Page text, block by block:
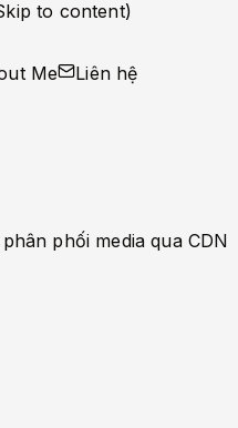
to content)
Me Liên hệ
phối media qua CDN